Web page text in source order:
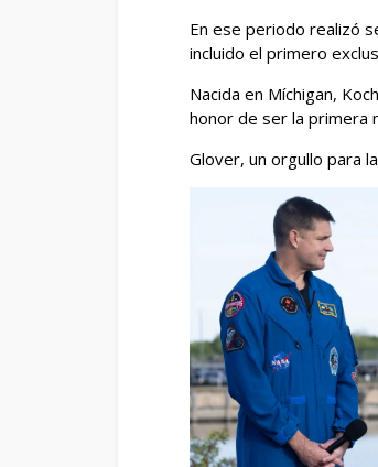
En ese periodo realizó
incluido el primero
Nacida en Míchigan,
honor de ser la primera
Glover, un orgullo para